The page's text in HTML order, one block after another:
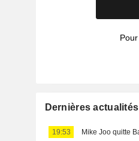
Dernières
19:53 Mike Joo quitte